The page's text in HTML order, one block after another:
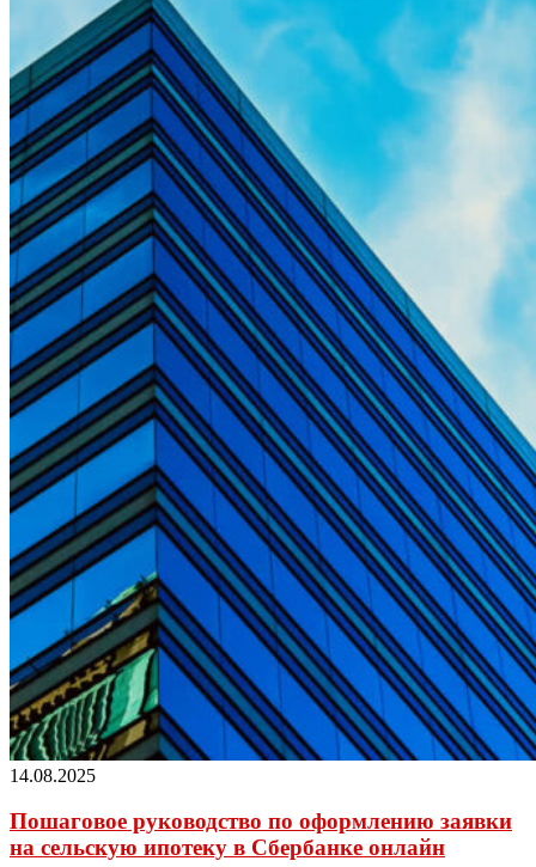
14.08.2025
Пошаговое руководство по оформлению заявки
на сельскую ипотеку в Сбербанке онлайн